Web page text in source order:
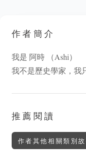
作者簡介
我是 阿時 （Ashi）
我不是歷史學家，我
推薦閱讀
作者其他相關類別